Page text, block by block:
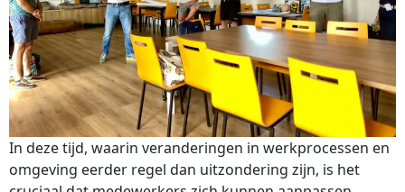
In deze tijd, waarin veranderingen in werkprocessen en
omgeving eerder regel dan uitzondering zijn, is het